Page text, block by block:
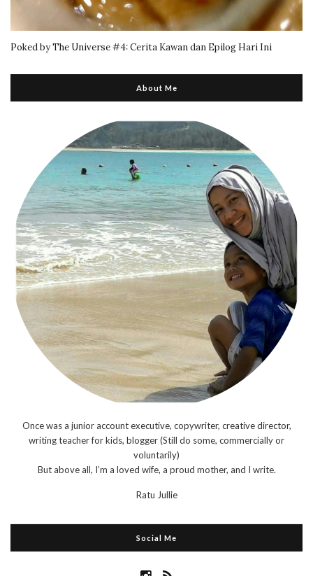
Poked by The Universe #4: Cerita Kawan dan Epilog Hari Ini
About Me
Once was a junior account executive, copywriter, creative director,
writing teacher for kids, blogger (Still do some, commercially or
voluntarily)
But above all, I’m a loved wife, a proud mother, and I write.
Ratu Jullie
Social Me